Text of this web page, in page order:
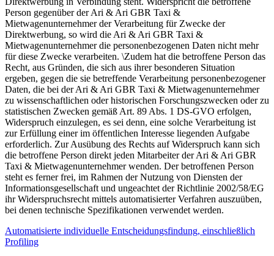
Person gegenüber der Ari & Ari GBR Taxi &
Mietwagenunternehmer der Verarbeitung für Zwecke der
Direktwerbung, so wird die Ari & Ari GBR Taxi &
Mietwagenunternehmer die personenbezogenen Daten nicht mehr
für diese Zwecke verarbeiten. \Zudem hat die betroffene Person das
Recht, aus Gründen, die sich aus ihrer besonderen Situation
ergeben, gegen die sie betreffende Verarbeitung personenbezogener
Daten, die bei der Ari & Ari GBR Taxi & Mietwagenunternehmer
zu wissenschaftlichen oder historischen Forschungszwecken oder zu
statistischen Zwecken gemäß Art. 89 Abs. 1 DS-GVO erfolgen,
Widerspruch einzulegen, es sei denn, eine solche Verarbeitung ist
zur Erfüllung einer im öffentlichen Interesse liegenden Aufgabe
erforderlich. Zur Ausübung des Rechts auf Widerspruch kann sich
die betroffene Person direkt jeden Mitarbeiter der Ari & Ari GBR
Taxi & Mietwagenunternehmer wenden. Der betroffenen Person
steht es ferner frei, im Rahmen der Nutzung von Diensten der
Informationsgesellschaft und ungeachtet der Richtlinie 2002/58/EG
ihr Widerspruchsrecht mittels automatisierter Verfahren auszuüben,
bei denen technische Spezifikationen verwendet werden.
Automatisierte individuelle Entscheidungsfindung, einschließlich
Profiling